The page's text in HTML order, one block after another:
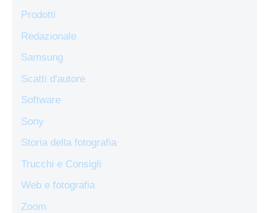
Prodotti
Redazionale
Samsung
Scatti d'autore
Software
Sony
Storia della fotografia
Trucchi e Consigli
Web e fotografia
Zoom